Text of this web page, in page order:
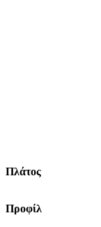
Πλάτος
Προφίλ